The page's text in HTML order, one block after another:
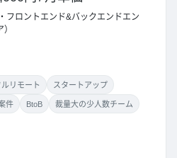
フロントエンド&バックエンドエン
ルリモート スタートアップ
件 BtoB 裁量大の少人数チーム